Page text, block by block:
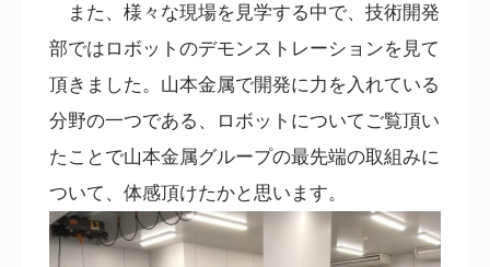
また、様々な現場を見学する中で、技術開発
部ではロボットのデモンストレーションを見て
頂きました。山本金属で開発に力を入れている
分野の一つである、ロボットについてご覧頂い
たことで山本金属グループの最先端の取組みに
ついて、体感頂けたかと思います。